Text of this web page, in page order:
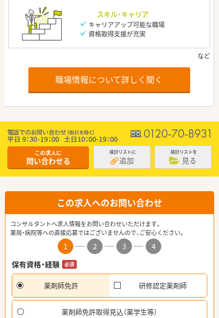
スキル・キャリア
キャリアアップ可能な職場
資格取得支援が充実
職場情報について詳しく聞く
この求人に
問い合わせる
検討リストに
追加
検討リストを
見る
この求人へのお問い合わせ
コンサルタントへ求人情報をお問い合わせいただけます。
薬局・病院等への直接応募ではございませんので、ご安心ください。
1 2 3
4
保有資格・経験
必須
薬剤師免許 研修認定薬剤師
薬剤師免許取得見込（薬学生等）